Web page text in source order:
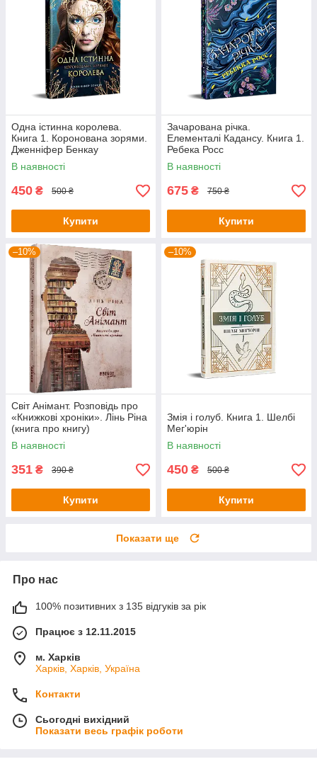
Одна істинна королева.
Книга 1. Коронована зорями.
Дженніфер Бенкау
В наявності
450 ₴ 500 ₴
Купити
Зачарована річка.
Елементалі Кадансу. Книга 1.
Ребека Росс
В наявності
675 ₴ 750 ₴
Купити
–10%
Світ Анімант. Розповідь про
«Книжкові хроніки». Лінь Ріна
(книга про книгу)
В наявності
351 ₴ 390 ₴
Купити
–10%
Змія і голуб. Книга 1. Шелбі
Мег'юрін
В наявності
450 ₴ 500 ₴
Купити
Показати ще
Про нас
100% позитивних з 135 відгуків за рік
Працює з 12.11.2015
м. Харків
Харків, Харків, Україна
Контакти
Сьогодні вихідний
Показати весь графік роботи